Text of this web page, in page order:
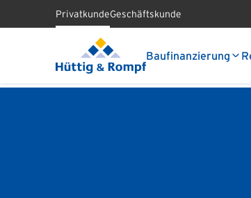
PrivatkundeGeschäftskunde
Baufinanzierung